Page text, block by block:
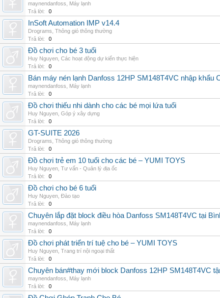
maynendanfoss
Máy lạnh
Trả lời:
0
InSoft Automation IMP v14.4
Drograms Thông gió thông thường
Trả lời:
0
Đồ chơi cho bé 3 tuổi
Huy Nguyen Các hoạt động dự kiến thực hiện
Trả lời:
0
Bán máy nén lạnh Danfoss 12HP SM148T4VC nhập khẩu
maynendanfoss
Máy lạnh
Trả lời:
0
Đồ chơi thiếu nhi dành cho các bé mọi lứa tuổi
Huy Nguyen Góp ý xây dựng
Trả lời:
0
GT-SUITE 2026
Drograms Thông gió thông thường
Trả lời:
0
Đồ chơi trẻ em 10 tuổi cho các bé – YUMI TOYS
Huy Nguyen Tư vấn - Quản lý địa ốc
Trả lời:
0
Đồ chơi cho bé 6 tuổi
Huy Nguyen Đào tạo
Trả lời:
0
Chuyên lắp đặt block điều hòa Danfoss SM148T4VC tại
maynendanfoss
Máy lạnh
Trả lời:
0
Đồ chơi phát triển trí tuệ cho bé – YUMI TOYS
Huy Nguyen Trang trí nội ngoại thất
Trả lời:
0
Chuyên bán#thay mới block Danfoss 12HP SM148T4VC
maynendanfoss
Máy lạnh
Trả lời:
0